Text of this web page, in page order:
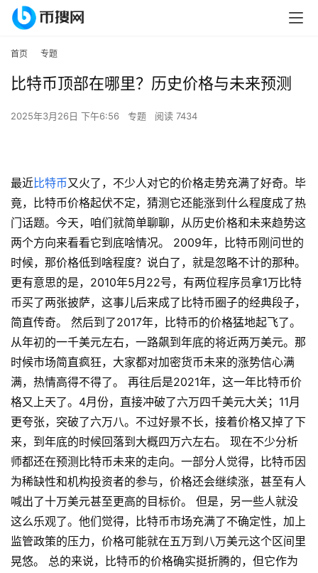
首页 专题
比特币顶部在哪里？历史价格与未来预测
2025年3月26日 下午6:56 专题 阅读 7434
最近比特币又火了，不少人对它的价格走势充满了好奇。毕
竟，比特币价格起伏不定，猜测它还能涨到什么程度成了热
门话题。今天，咱们就简单聊聊，从历史价格和未来趋势这
两个方向来看看它到底啥情况。 2009年，比特币刚问世的
时候，那价格低到啥程度？说白了，就是忽略不计的那种。
更有意思的是，2010年5月22号，有两位程序员拿1万比特
币买了两张披萨，这事儿后来成了比特币圈子的经典段子，
简直传奇。 然后到了2017年，比特币的价格猛地起飞了。
从年初的一千美元左右，一路飙到年底的将近两万美元。那
时候市场简直疯狂，大家都对加密货币未来的涨势信心满
满，热情高得不得了。 再往后是2021年，这一年比特币价
格又上天了。4月份，直接冲破了六万四千美元大关；11月
更夸张，突破了六万八。不过好景不长，接着价格又掉了下
来，到年底的时候回落到大概四万六左右。 现在不少分析
师都还在预测比特币未来的走向。一部分人觉得，比特币因
为稀缺性和机构投资者的参与，价格还会继续涨，甚至有人
喊出了十万美元甚至更高的目标价。 但是，另一些人就没
这么乐观了。他们觉得，比特币市场充满了不确定性，加上
监管政策的压力，价格可能就在五万到八万美元这个区间里
晃悠。 总的来说，比特币的价格确实挺折腾的，但它作为